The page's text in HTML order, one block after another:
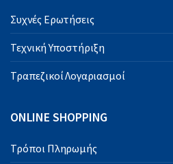
Συχνές Ερωτήσεις
Τεχνική Υποστήριξη
Τραπεζικοί Λογαριασμοί
ONLINE SHOPPING
Τρόποι Πληρωμής